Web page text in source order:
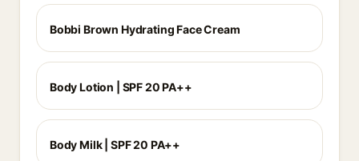
Bobbi Brown Hydrating Face Cream
Body Lotion | SPF 20 PA++
Body Milk | SPF 20 PA++